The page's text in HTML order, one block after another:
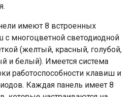
имеют 8 встроенных
с многоцветной светодиодной
(желтый, красный, голубой,
и белый). Имеется система
работоспособности клавиш и
Каждая панель имеет 8